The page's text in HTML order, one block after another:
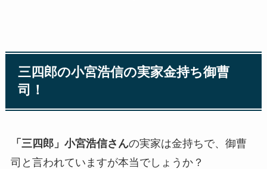
三四郎の小宮浩信の実家金持ち御曹
司！
「三四郎」小宮浩信さんの実家は金持ちで、御曹
司と言われていますが本当でしょうか？